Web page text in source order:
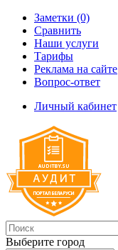
Заметки (0)
Сравнить
Наши услуги
Тарифы
Реклама на сайте
Вопрос-ответ
Личный кабинет
Выберите город